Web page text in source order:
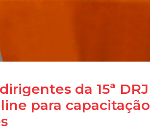
da 15ª DRJ
para capacitação